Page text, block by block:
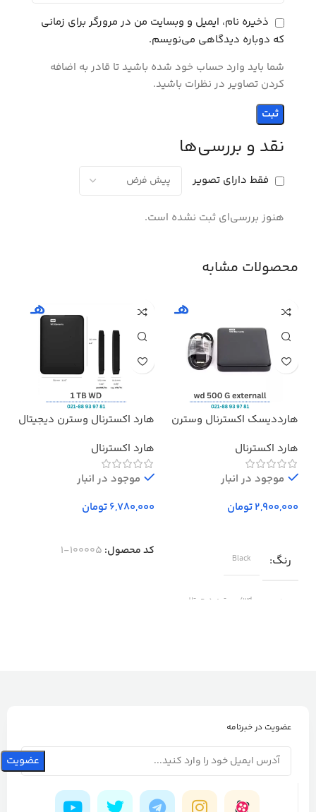
نقد و بررسی‌ها
فقط دارای تصویر
هنوز بررسی‌ای ثبت نشده است.
ذخیره نام، ایمیل و وبسایت من در مرورگر برای زمانی
که دوباره دیدگاهی می‌نویسم.
شما باید وارد حساب خود شده باشید تا قادر به اضافه
کردن تصاویر در نظرات باشید.
محصولات مشابه
هارددیسک اکسترنال وسترن
500 گیگابایت استوک ا
Western Digital Elements
External Hard Drive – 500GB
هارد اکسترنال
موجود در انبار
تومان
رنگ Black
wd/وسترن دیجیتال
هارد اکسترنال وسترن دیجیتال
هارد اکسترنال
موجود در انبار
تومان
کد محصول: 100005-1
عضویت در خبرنامه